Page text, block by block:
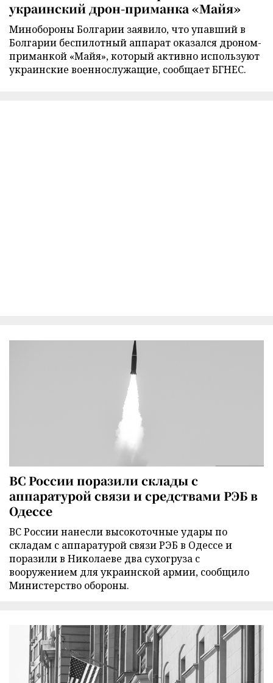
украинский дрон-приманка «Майя»
Минобороны Болгарии заявило, что упавший в
Болгарии беспилотный аппарат оказался дроном-
приманкой «Майя», который активно используют
украинские военнослужащие, сообщает БГНЕС.
ВС России поразили склады с
аппаратурой связи и средствами РЭБ в
Одессе
ВС России нанесли высокоточные удары по
складам с аппаратурой связи РЭБ в Одессе и
поразили в Николаеве два сухогруза с
вооружением для украинской армии, сообщило
Министерство обороны.